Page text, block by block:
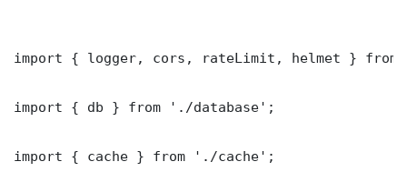
import { logger, cors, rateLimit, helmet } from
import { db } from './database';
import { cache } from './cache';